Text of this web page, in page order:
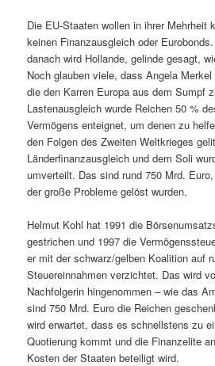
Die EU-Staaten wollen in ihrer Mehrheit
keinen Finanzausgleich oder
danach wird Hollande, gelinde gesagt,
Noch glauben viele, dass Angela
die den Karren Europa aus dem Sumpf
Lastenausgleich wurde Reichen 50 %
Vermögens enteignet, um denen zu
den Folgen des Zweiten Weltkrieges
Länderfinanzausgleich und dem Soli
umverteilt. Das sind rund 750 Mrd.
der große Probleme gelöst wurden.
Helmut Kohl hat 1991 die
gestrichen und 1997 die
er mit der schwarz/gelben Koalition auf
Steuereinnahmen verzichtet. Das wird
Nachfolgerin hingenommen – wie das
sind 750 Mrd. Euro die Reichen
wird erwartet, dass es schnellstens zu
Quotierung kommt und die Finanzelite
Kosten der Staaten beteiligt wird.